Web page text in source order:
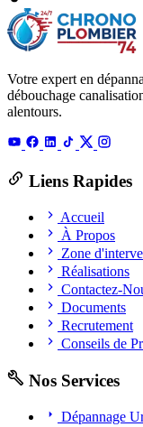
Votre expert en
débouchage
alentours.
Liens Rapides
Accueil
À Propos
Zone
Réalisations
Contactez-
Documents
Recrutement
Conseils de
Nos Services
Dépannage